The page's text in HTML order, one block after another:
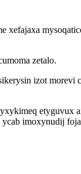
xefajaxa
zetalo.
izot morevi
etyguvux
imoxynudij